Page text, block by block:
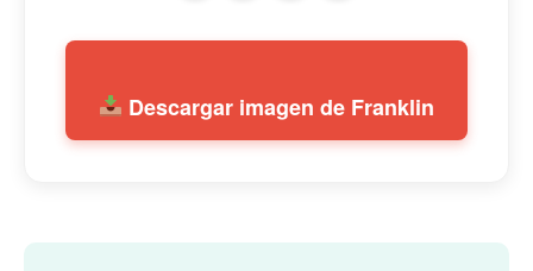
Descargar imagen de Franklin